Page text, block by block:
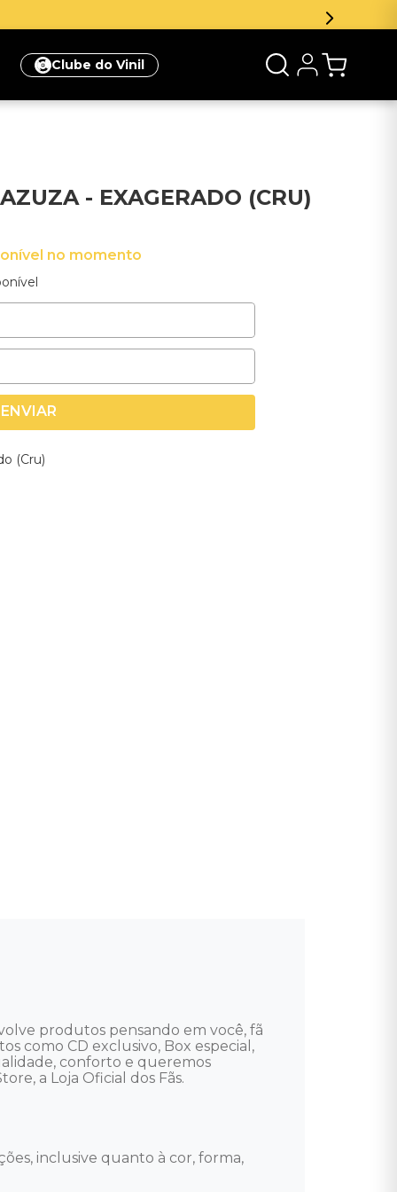
Clube do Vinil
- EXAGERADO (CRU)
no momento
ENVIAR
(Cru)
produtos pensando em você, fã
como CD exclusivo, Box especial,
conforto e queremos
a Loja Oficial dos Fãs.
inclusive quanto à cor, forma,